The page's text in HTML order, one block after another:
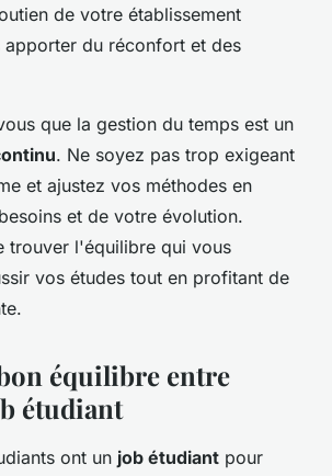
de votre établissement
apporter du réconfort et des
que la gestion du temps est un
. Ne soyez pas trop exigeant
et ajustez vos méthodes en
et de votre évolution.
trouver l'équilibre qui vous
vos études tout en profitant de
équilibre entre
étudiant
ont un job étudiant pour